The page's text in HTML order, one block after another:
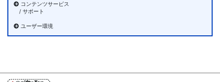
コンテンツサービス
/ サポート
ユーザー環境